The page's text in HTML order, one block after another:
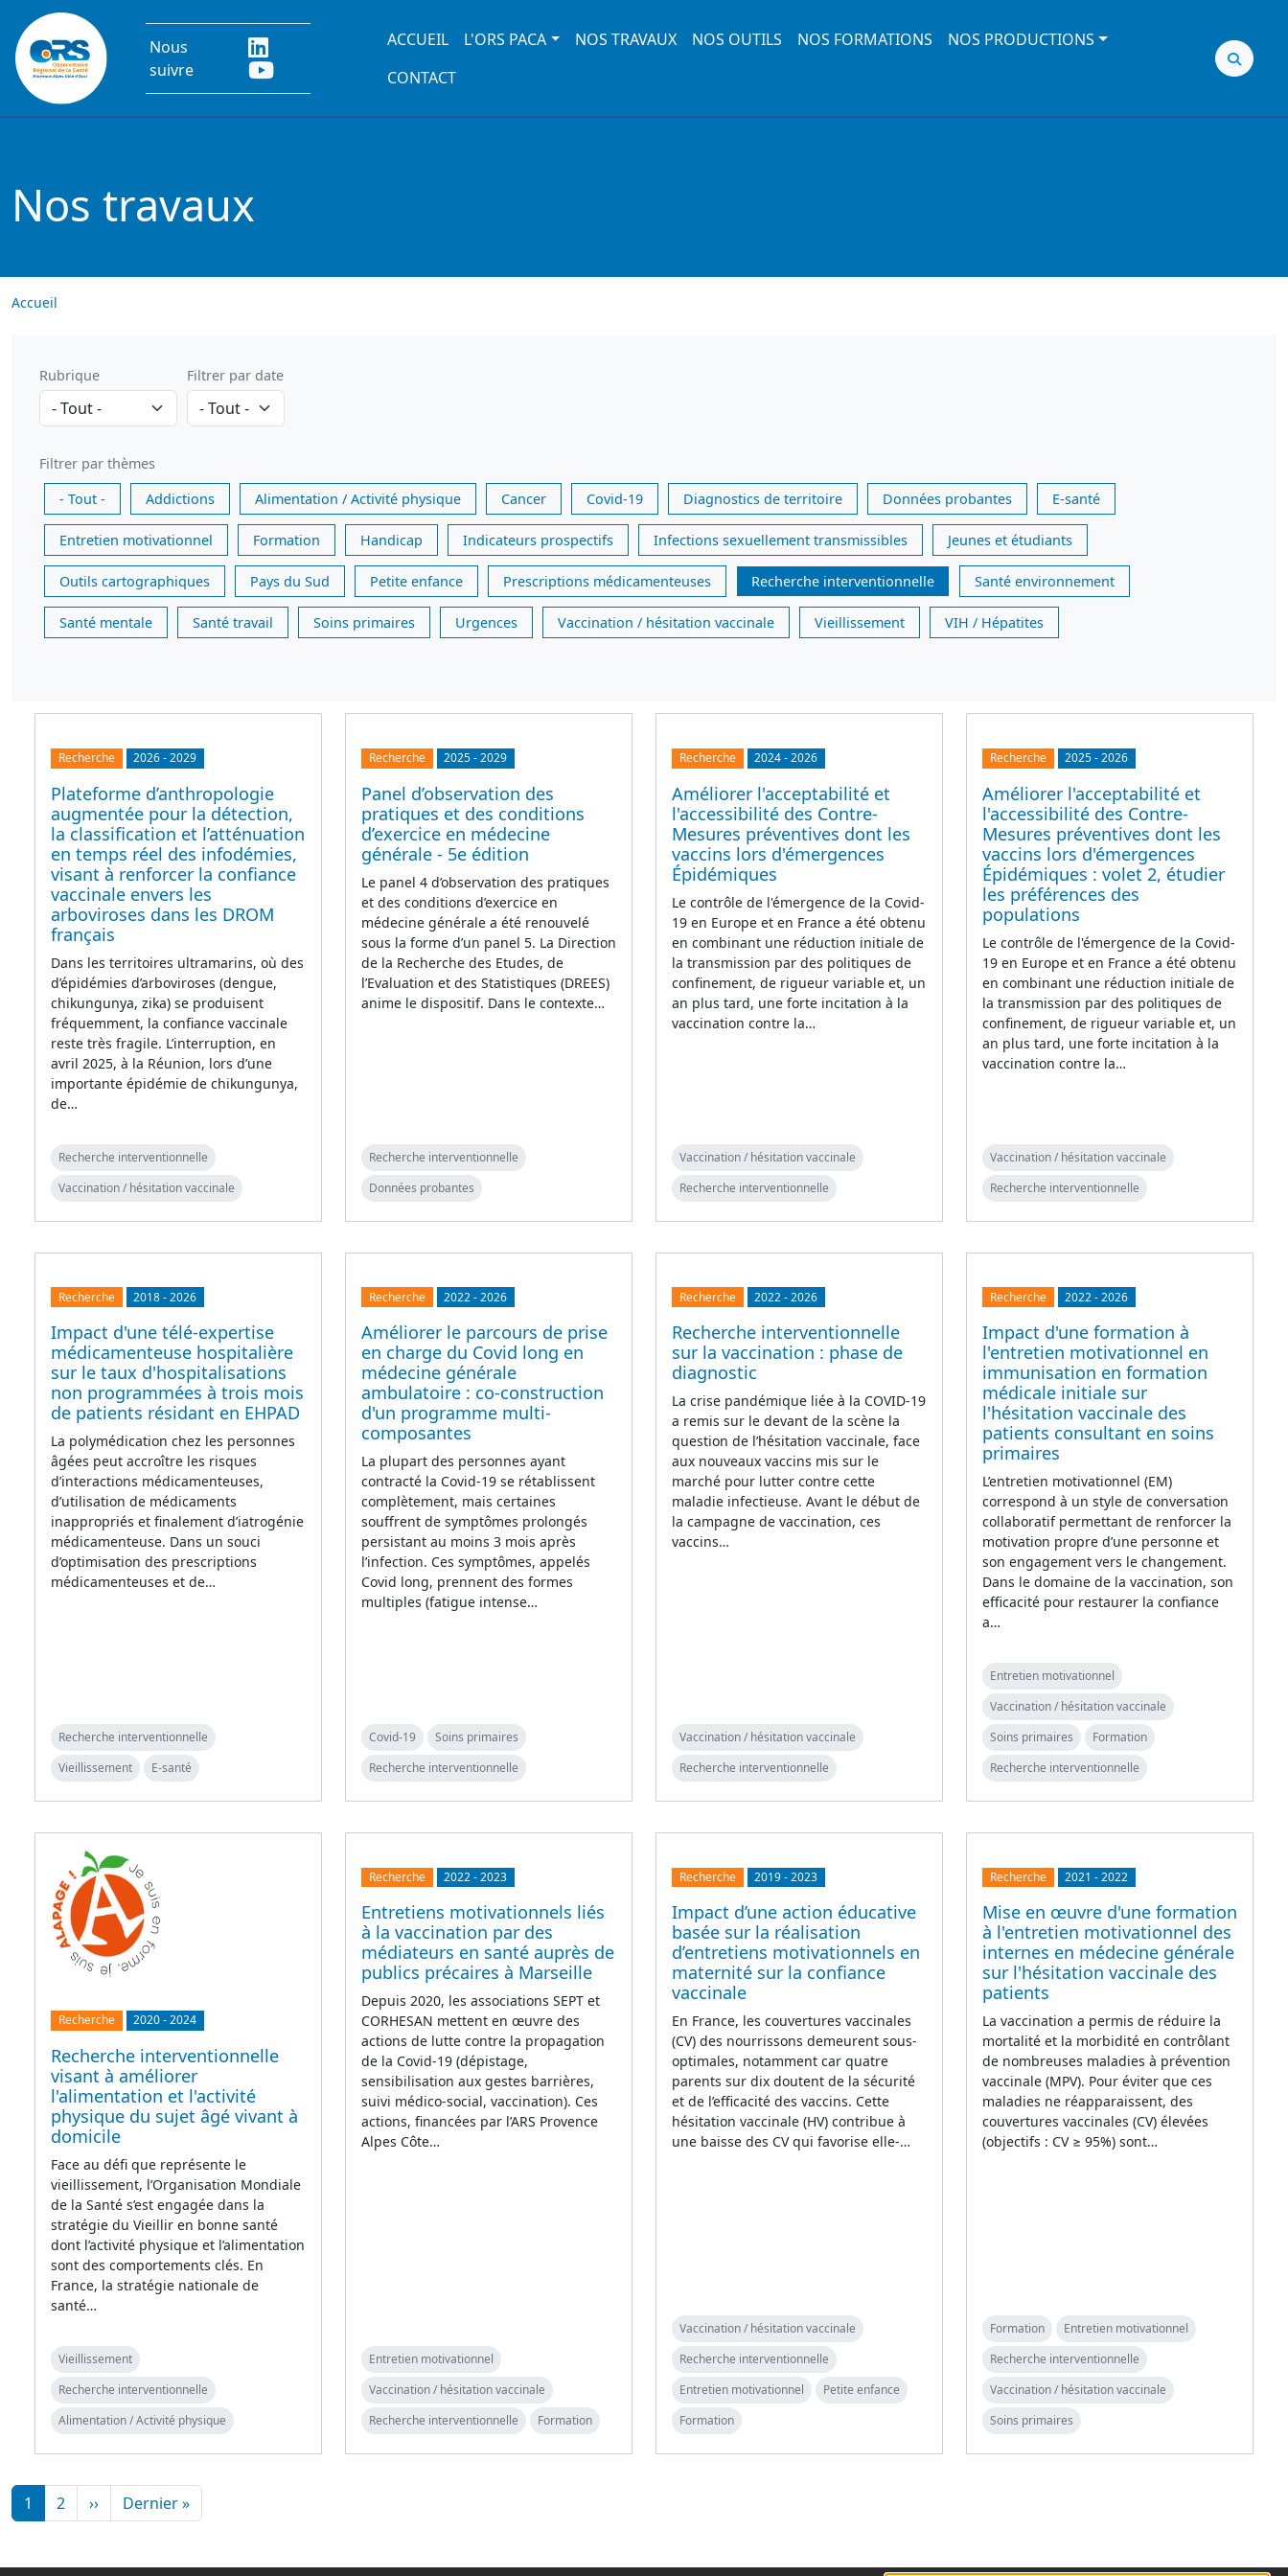
Aller au contenu principal
Nous
suivre
Main navigation
ACCUEIL L'ORS PACA NOS TRAVAUX NOS OUTILS NOS FORMATIONS
NOS PRODUCTIONS
CONTACT
Nos travaux
Accueil
Rubrique Filtrer par date
Filtrer par thèmes
- Tout -
Addictions Alimentation / Activité physique Cancer Covid-19 Diagnostics de territoire Données probantes E-santé
Entretien motivationnel Formation Handicap Indicateurs prospectifs Infections sexuellement transmissibles Jeunes et étudiants
Outils cartographiques Pays du Sud Petite enfance Prescriptions médicamenteuses Recherche interventionnelle Santé environnement
Santé mentale Santé travail Soins primaires Urgences Vaccination / hésitation vaccinale Vieillissement VIH / Hépatites
Recherche 2026-2029
Plateforme d’anthropologie
augmentée pour la détection,
la classification et l’atténuation
en temps réel des infodémies,
visant à renforcer la confiance
vaccinale envers les
arboviroses dans les DROM
français
Dans les territoires ultramarins, où des
d’épidémies d’arboviroses (dengue,
chikungunya, zika) se produisent
fréquemment, la confiance vaccinale
reste très fragile. L’interruption, en
avril 2025, à la Réunion, lors d’une
importante épidémie de chikungunya,
de…
Recherche interventionnelle
Vaccination / hésitation vaccinale
Recherche 2025-2029
Panel d’observation des
pratiques et des conditions
d’exercice en médecine
générale - 5e édition
Le panel 4 d’observation des pratiques
et des conditions d’exercice en
médecine générale a été renouvelé
sous la forme d’un panel 5. La Direction
de la Recherche des Etudes, de
l’Evaluation et des Statistiques (DREES)
anime le dispositif. Dans le contexte…
Recherche interventionnelle
Données probantes
Recherche 2024-2026
Améliorer l'acceptabilité et
l'accessibilité des Contre-
Mesures préventives dont les
vaccins lors d'émergences
Épidémiques
Le contrôle de l'émergence de la Covid-
19 en Europe et en France a été obtenu
en combinant une réduction initiale de
la transmission par des politiques de
confinement, de rigueur variable et, un
an plus tard, une forte incitation à la
vaccination contre la…
Vaccination / hésitation vaccinale
Recherche interventionnelle
Recherche 2025-2026
Améliorer l'acceptabilité et
l'accessibilité des Contre-
Mesures préventives dont les
vaccins lors d'émergences
Épidémiques : volet 2, étudier
les préférences des
populations
Le contrôle de l'émergence de la Covid-
19 en Europe et en France a été obtenu
en combinant une réduction initiale de
la transmission par des politiques de
confinement, de rigueur variable et, un
an plus tard, une forte incitation à la
vaccination contre la…
Vaccination / hésitation vaccinale
Recherche interventionnelle
Recherche 2018-2026
Impact d'une télé-expertise
médicamenteuse hospitalière
sur le taux d'hospitalisations
non programmées à trois mois
de patients résidant en EHPAD
La polymédication chez les personnes
âgées peut accroître les risques
d’interactions médicamenteuses,
d’utilisation de médicaments
inappropriés et finalement d’iatrogénie
médicamenteuse. Dans un souci
d’optimisation des prescriptions
médicamenteuses et de…
Recherche interventionnelle
Vieillissement
E-santé
Recherche 2022-2026
Améliorer le parcours de prise
en charge du Covid long en
médecine générale
ambulatoire : co-construction
d'un programme multi-
composantes
La plupart des personnes ayant
contracté la Covid-19 se rétablissent
complètement, mais certaines
souffrent de symptômes prolongés
persistant au moins 3 mois après
l’infection. Ces symptômes, appelés
Covid long, prennent des formes
multiples (fatigue intense…
Covid-19
Soins primaires
Recherche interventionnelle
Recherche 2022-2026
Recherche interventionnelle
sur la vaccination : phase de
diagnostic
La crise pandémique liée à la COVID-19
a remis sur le devant de la scène la
question de l’hésitation vaccinale, face
aux nouveaux vaccins mis sur le
marché pour lutter contre cette
maladie infectieuse. Avant le début de
la campagne de vaccination, ces
vaccins…
Vaccination / hésitation vaccinale
Recherche interventionnelle
Recherche 2022-2026
Impact d'une formation à
l'entretien motivationnel en
immunisation en formation
médicale initiale sur
l'hésitation vaccinale des
patients consultant en soins
primaires
L’entretien motivationnel (EM)
correspond à un style de conversation
collaboratif permettant de renforcer la
motivation propre d’une personne et
son engagement vers le changement.
Dans le domaine de la vaccination, son
efficacité pour restaurer la confiance
a…
Entretien motivationnel
Vaccination / hésitation vaccinale
Soins primaires
Formation
Recherche interventionnelle
Recherche 2020-2024
Recherche interventionnelle
visant à améliorer
l'alimentation et l'activité
physique du sujet âgé vivant à
domicile
Face au défi que représente le
vieillissement, l’Organisation Mondiale
de la Santé s’est engagée dans la
stratégie du Vieillir en bonne santé
dont l’activité physique et l’alimentation
sont des comportements clés. En
France, la stratégie nationale de
santé…
Vieillissement
Recherche interventionnelle
Alimentation / Activité physique
Recherche 2022-2023
Entretiens motivationnels liés
à la vaccination par des
médiateurs en santé auprès de
publics précaires à Marseille
Depuis 2020, les associations SEPT et
CORHESAN mettent en œuvre des
actions de lutte contre la propagation
de la Covid-19 (dépistage,
sensibilisation aux gestes barrières,
suivi médico-social, vaccination). Ces
actions, financées par l’ARS Provence
Alpes Côte…
Entretien motivationnel
Vaccination / hésitation vaccinale
Recherche interventionnelle
Formation
Recherche 2019-2023
Impact d’une action éducative
basée sur la réalisation
d’entretiens motivationnels en
maternité sur la confiance
vaccinale
En France, les couvertures vaccinales
(CV) des nourrissons demeurent sous-
optimales, notamment car quatre
parents sur dix doutent de la sécurité
et de l’efficacité des vaccins. Cette
hésitation vaccinale (HV) contribue à
une baisse des CV qui favorise elle-…
Vaccination / hésitation vaccinale
Recherche interventionnelle
Entretien motivationnel
Petite enfance
Formation
Recherche 2021 -2022
Mise en œuvre d'une formation
à l'entretien motivationnel des
internes en médecine générale
sur l'hésitation vaccinale des
patients
La vaccination a permis de réduire la
mortalité et la morbidité en contrôlant
de nombreuses maladies à prévention
vaccinale (MPV). Pour éviter que ces
maladies ne réapparaissent, des
couvertures vaccinales (CV) élevées
(objectifs : CV ≥ 95%) sont…
Formation
Entretien motivationnel
Recherche interventionnelle
Vaccination / hésitation vaccinale
Soins primaires
Pagination
1 2 ››Page suivante
Dernier »Dernière page